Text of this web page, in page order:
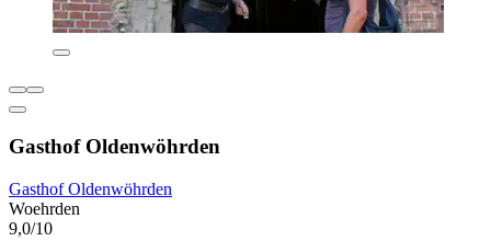
Gasthof Oldenwöhrden
Gasthof Oldenwöhrden
Woehrden
9,0/10